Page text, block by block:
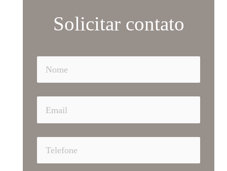
Solicitar contato